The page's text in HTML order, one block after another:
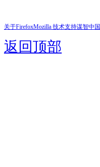
关于FirefoxMozilla 技术支持谋智中国
返回顶部